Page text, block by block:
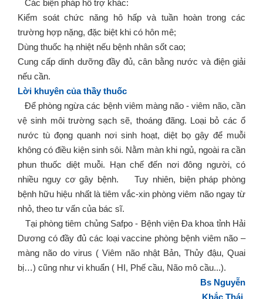
Các biện pháp hỗ trợ khác:
Kiểm soát chức năng hô hấp và tuần hoàn trong các
trường hợp nặng, đặc biệt khi có hôn mê;
Dùng thuốc hạ nhiệt nếu bệnh nhân sốt cao;
Cung cấp dinh dưỡng đầy đủ, cân bằng nước và điện giải
nếu cần.
Lời khuyên của thầy thuốc
Để phòng ngừa các bệnh viêm màng não - viêm não, cần
vệ sinh môi trường sạch sẽ, thoáng đãng. Loại bỏ các ổ
nước tù đọng quanh nơi sinh hoạt, diệt bọ gậy để muỗi
không có điều kiện sinh sôi. Nằm màn khi ngủ, ngoài ra cần
phun thuốc diệt muỗi. Hạn chế đến nơi đông người, có
nhiều nguy cơ gây bệnh. Tuy nhiên, biện pháp phòng
bệnh hữu hiệu nhất là tiêm vắc-xin phòng viêm não ngay từ
nhỏ, theo tư vấn của bác sĩ.
Tại phòng tiêm chủng Safpo - Bệnh viện Đa khoa tỉnh Hải
Dương có đầy đủ các loại vaccine phòng bệnh viêm não –
màng não do virus ( Viêm não nhật Bản, Thủy đậu, Quai
bị…) cũng như vi khuẩn ( HI, Phế cầu, Não mô cầu...).
Bs Nguyễn
Khắc Thái